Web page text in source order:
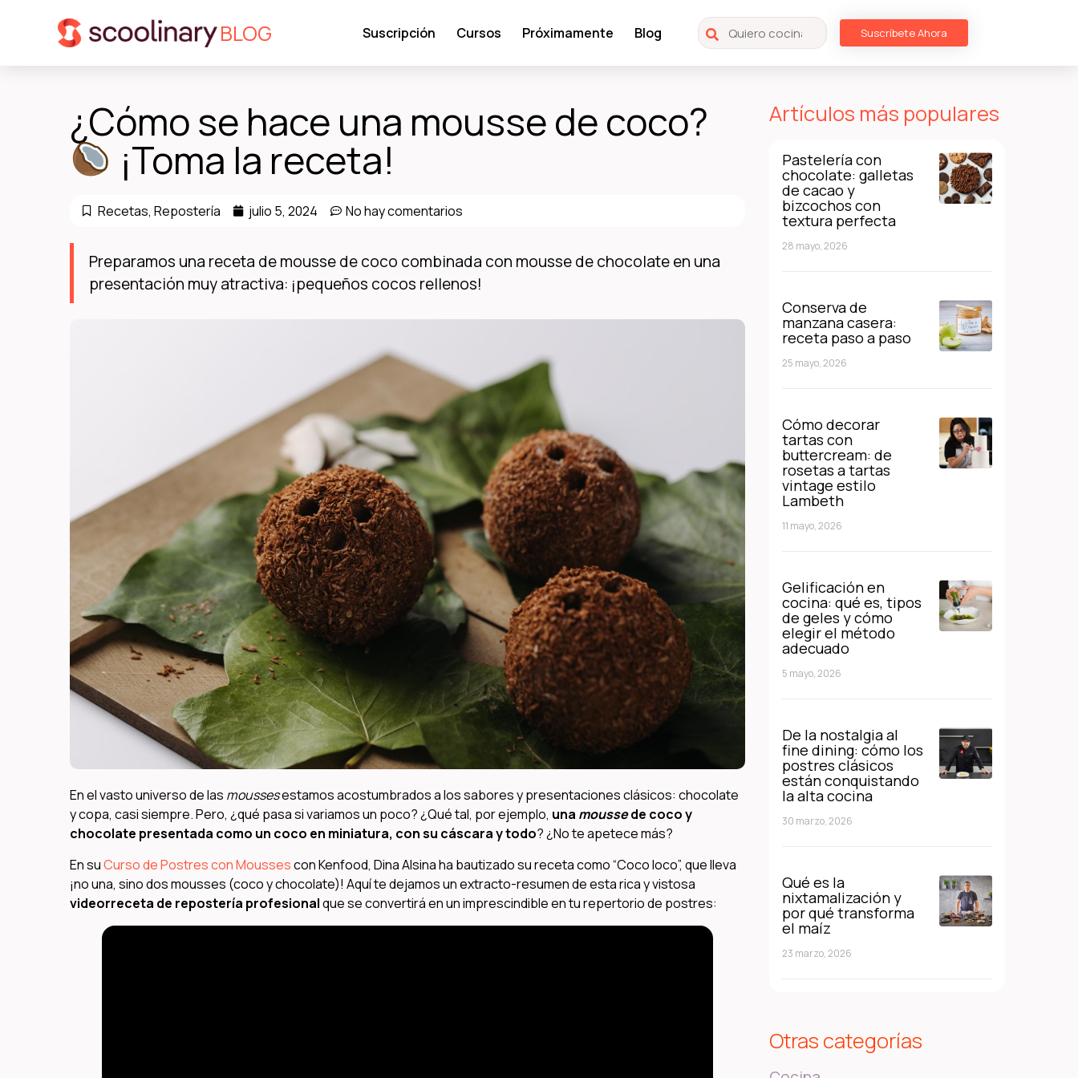
BLOG Suscripción Cursos Próximamente Blog Suscríbete Ahora
¿Cómo se hace una mousse de coco?
¡Toma la receta!
Recetas, Repostería julio 5, 2024 No hay comentarios
Preparamos una receta de mousse de coco combinada con mousse de chocolate en una
presentación muy atractiva: ¡pequeños cocos rellenos!
En el vasto universo de las moussesestamos acostumbrados a los sabores y presentaciones clásicos: chocolate
y copa, casi siempre. Pero, ¿qué pasa si variamos un poco? ¿Qué tal, por ejemplo, una moussede coco y
chocolate presentada como un coco en miniatura, con su cáscara y todo? ¿No te apetece más?
En suCurso de Postres con Moussescon Kenfood, Dina Alsina ha bautizado su receta como “Coco loco”, que lleva
¡no una, sino dos mousses (coco y chocolate)! Aquí te dejamos un extracto-resumen de esta rica y vistosa
videorreceta de repostería profesionalque se convertirá en un imprescindible en tu repertorio de postres:
Artículos más populares
Pastelería con
chocolate: galletas
de cacao y
bizcochos con
textura perfecta
28 mayo, 2026
Conserva de
manzana casera:
receta paso a paso
25 mayo, 2026
Cómo decorar
tartas con
buttercream: de
rosetas a tartas
vintage estilo
Lambeth
11 mayo, 2026
Gelificación en
cocina: qué es, tipos
de geles y cómo
elegir el método
adecuado
5 mayo, 2026
De la nostalgia al
fine dining: cómo los
postres clásicos
están conquistando
la alta cocina
30 marzo, 2026
Qué es la
nixtamalización y
por qué transforma
el maíz
23 marzo, 2026
Otras categorías